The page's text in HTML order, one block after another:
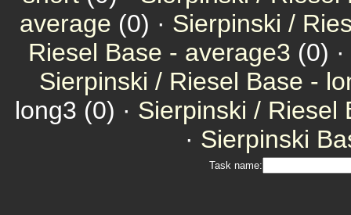
average (0) · Sierpinski /
Riesel Base - average3 (0) ·
Sierpinski / Riesel Base -
long3 (0) · Sierpinski / Riesel
· Sierpinski
Task name: